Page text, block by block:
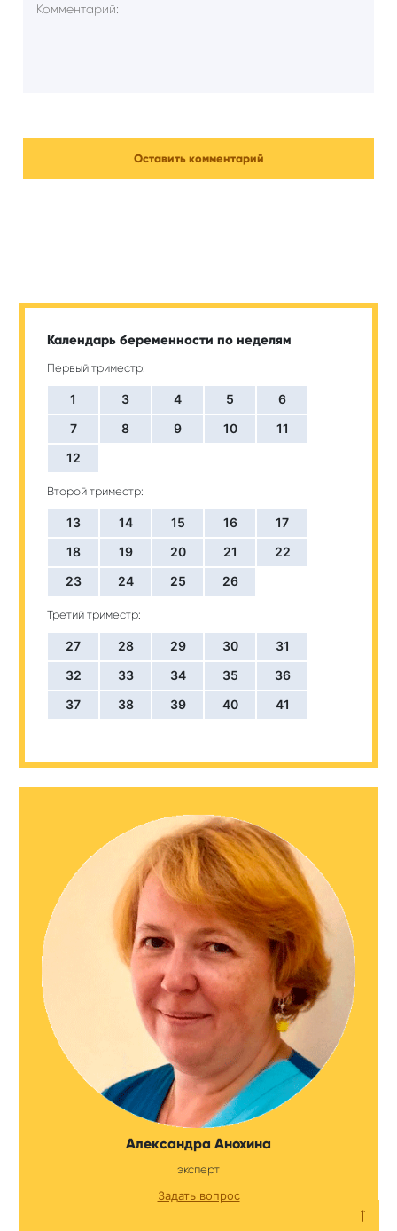
Календарь беременности по неделям
Первый триместр:
1 3 4 5
6
7
8 9 10
11
12
Второй триместр:
13 14 15 16
17
18
19 20 21
22
23
24 25 26
Третий триместр:
27 28 29 30
31
32
33 34 35
36
37
38 39 40 41
Александра Анохина
эксперт
Задать вопрос
⟵